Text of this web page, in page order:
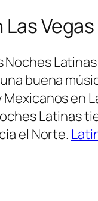
Vegas
Noches
buena
en
Latinas
el Norte.